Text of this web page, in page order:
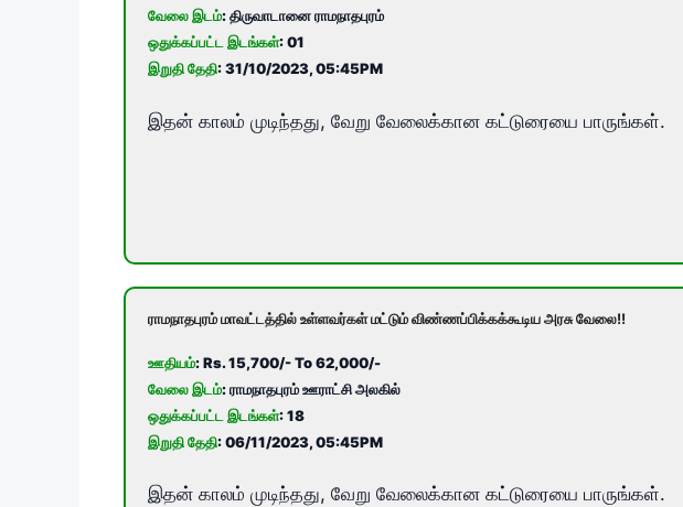
வேலை இடம்: திருவாடானை ராமநாதபுரம்
ஒதுக்கப்பட்ட இடங்கள்: 01
இறுதி தேதி: 31/10/2023, 05:45PM
இதன் காலம் முடிந்தது, வேறு வேலைக்கான கட்டுரையை பாருங்கள்.
ராமநாதபுரம் மாவட்டத்தில் உள்ளவர்கள் மட்டும் விண்ணப்பிக்கக்கூடிய அரசு வேலை!!
ஊதியம்: Rs. 15,700/- To 62,000/-
வேலை இடம்: ராமநாதபுரம் ஊராட்சி அலகில்
ஒதுக்கப்பட்ட இடங்கள்: 18
இறுதி தேதி: 06/11/2023, 05:45PM
இதன் காலம் முடிந்தது, வேறு வேலைக்கான கட்டுரையை பாருங்கள்.